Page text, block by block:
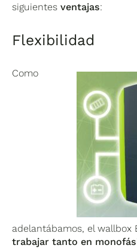
siguientesventajas:
Flexibilidad
Como
adelantábamos, el wallbox
trabajar tanto en